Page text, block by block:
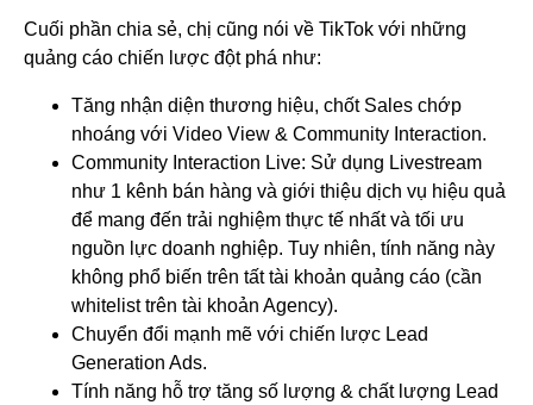
Cuối phần chia sẻ, chị cũng nói về TikTok với những
quảng cáo chiến lược đột phá như:
Tăng nhận diện thương hiệu, chốt Sales chớp
nhoáng với Video View & Community Interaction.
Community Interaction Live: Sử dụng Livestream
như 1 kênh bán hàng và giới thiệu dịch vụ hiệu quả
để mang đến trải nghiệm thực tế nhất và tối ưu
nguồn lực doanh nghiệp. Tuy nhiên, tính năng này
không phổ biến trên tất tài khoản quảng cáo (cần
whitelist trên tài khoản Agency).
Chuyển đổi mạnh mẽ với chiến lược Lead
Generation Ads.
Tính năng hỗ trợ tăng số lượng & chất lượng Lead